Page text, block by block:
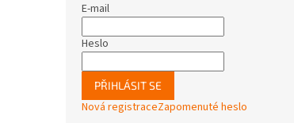
E-mail
Heslo
PŘIHLÁSIT SE
Nová registraceZapomenuté heslo